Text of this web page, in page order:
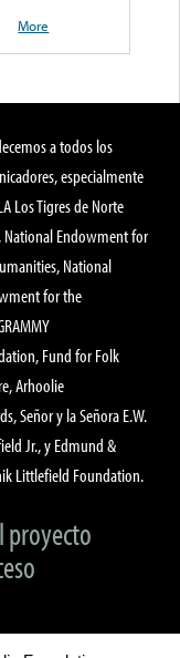
More
a todos los
especialmente
Los Tigres de Norte
National Endowment for
National
for the
Fund for Folk
Arhoolie
Señor y la Señora E.W.
Jr., y Edmund &
Littlefield Foundation.
proyecto